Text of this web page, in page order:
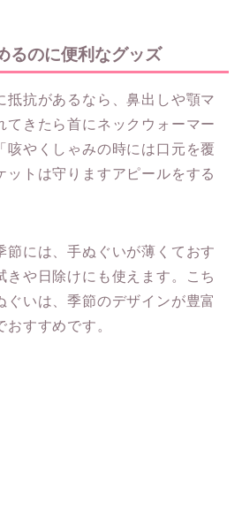
るのに便利なグッズ
抵抗があるなら、鼻出しや顎マ
てきたら首にネックウォーマー
咳やくしゃみの時には口元を覆
ットは守りますアピールをする
節には、手ぬぐいが薄くておす
きや日除けにも使えます。こち
ぐいは、季節のデザインが豊富
すすめです。